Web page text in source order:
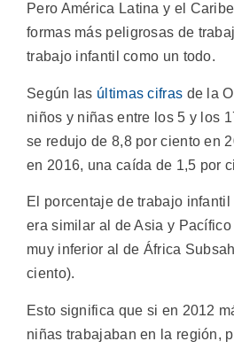
Pero América Latina y el
formas más peligrosas de
trabajo infantil como un todo.
Según las últimas cifras de la
niños y niñas entre los 5 y los
se redujo de 8,8 por ciento en
en 2016, una caída de 1,5 por
El porcentaje de trabajo
era similar al de Asia y
muy inferior al de África
ciento).
Esto significa que si en 2012
niñas trabajaban en la región,